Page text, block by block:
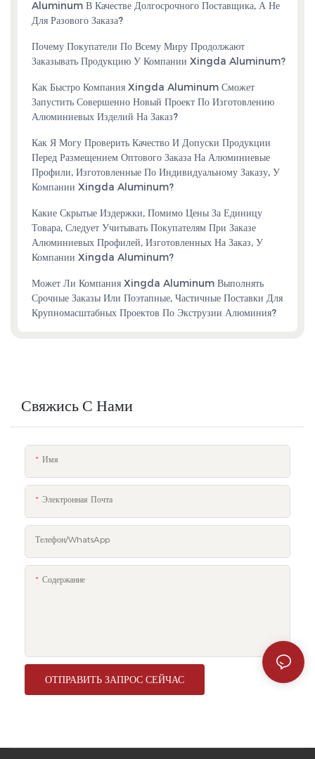
Aluminum В Качестве Долгосрочного Поставщика, А Не
Для Разового Заказа?
Почему Покупатели По Всему Миру Продолжают
Заказывать Продукцию У Компании Xingda Aluminum?
Как Быстро Компания Xingda Aluminum Сможет
Запустить Совершенно Новый Проект По Изготовлению
Алюминиевых Изделий На Заказ?
Как Я Могу Проверить Качество И Допуски Продукции
Перед Размещением Оптового Заказа На Алюминиевые
Профили, Изготовленные По Индивидуальному Заказу, У
Компании Xingda Aluminum?
Какие Скрытые Издержки, Помимо Цены За Единицу
Товара, Следует Учитывать Покупателям При Заказе
Алюминиевых Профилей, Изготовленных На Заказ, У
Компании Xingda Aluminum?
Может Ли Компания Xingda Aluminum Выполнять
Срочные Заказы Или Поэтапные, Частичные Поставки Для
Крупномасштабных Проектов По Экструзии Алюминия?
Свяжись С Нами
Имя
Электронная Почта
Телефон/WhatsApp
Содержание
ОТПРАВИТЬ ЗАПРОС СЕЙЧАС